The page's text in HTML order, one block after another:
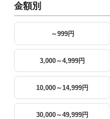
金額別
～999円
3,000～4,999円
10,000～14,999円
30,000～49,999円